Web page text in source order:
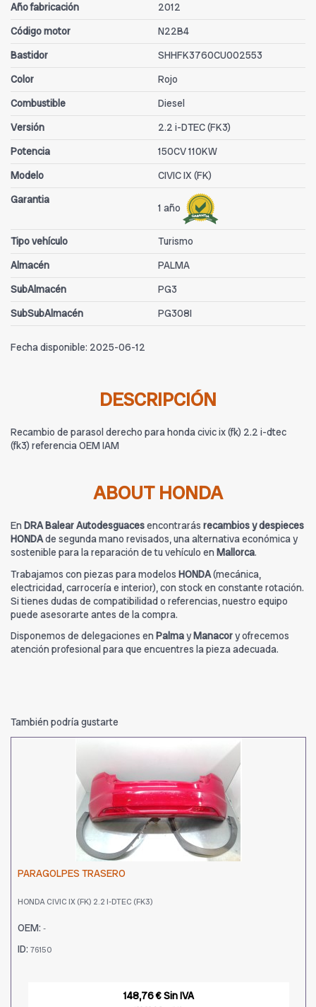
Año fabricación
2012
Código motor
N22B4
Bastidor
SHHFK3760CU002553
Color
Rojo
Combustible
Diesel
Versión
2.2 i-DTEC (FK3)
Potencia
150CV 110KW
Modelo
CIVIC IX (FK)
Garantia
1 año
Tipo vehículo
Turismo
Almacén
PALMA
SubAlmacén
PG3
SubSubAlmacén
PG308I
Fecha disponible: 2025-06-12
DESCRIPCIÓN
Recambio de parasol derecho para honda civic ix (fk) 2.2 i-dtec
(fk3) referencia OEM IAM
ABOUT HONDA
En DRA Balear Autodesguacesencontrarás recambios y despieces
HONDAde segunda mano revisados, una alternativa económica y
sostenible para la reparación de tu vehículo en Mallorca.
Trabajamos con piezas para modelos HONDA(mecánica,
electricidad, carrocería e interior), con stock en constante rotación.
Si tienes dudas de compatibilidad o referencias, nuestro equipo
puede asesorarte antes de la compra.
Disponemos de delegaciones en PalmayManacory ofrecemos
atención profesional para que encuentres la pieza adecuada.
También podría gustarte
PARAGOLPES TRASERO
HONDA CIVIC IX (FK) 2.2 I-DTEC (FK3)
OEM: -
ID: 76150
148,76 € Sin IVA